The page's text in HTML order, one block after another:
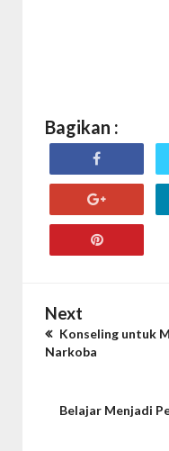
Bagikan :
Next
Konseling untuk
Narkoba
Belajar Menjadi